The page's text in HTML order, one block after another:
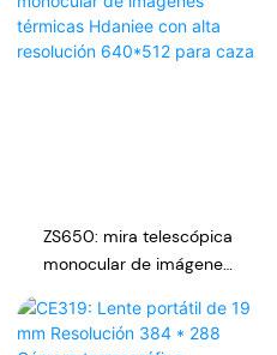
Módulo de cámara de
imagen térmica con USB
ZS650: mira telescópica
monocular de imágenes
resolución 640*512 para
caza